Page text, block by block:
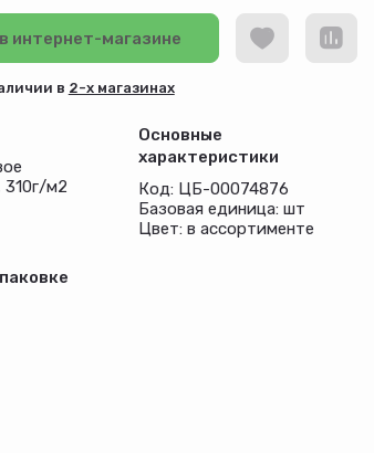
интернет-магазине
в 2-х магазинах
м2
Основные
характеристики
Код: ЦБ-00074876
Базовая единица: шт
Цвет: в ассортименте